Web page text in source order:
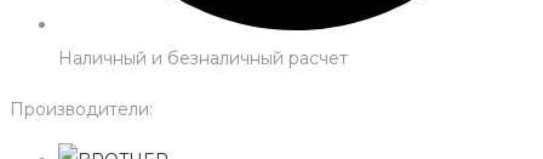
Наличный и безналичный расчет
Производители: